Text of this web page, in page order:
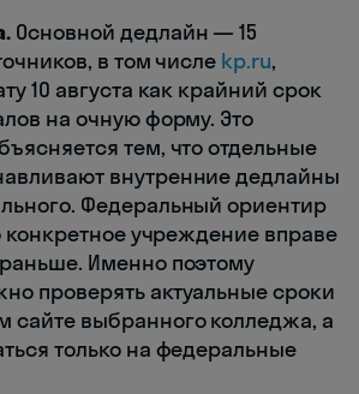
Основной дедлайн — 15
в том числе kp.ru,
10 августа как крайний срок
на очную форму. Это
тем, что отдельные
внутренние дедлайны
Федеральный ориентир
конкретное учреждение вправе
Именно поэтому
проверять актуальные сроки
сайте выбранного колледжа, а
только на федеральные